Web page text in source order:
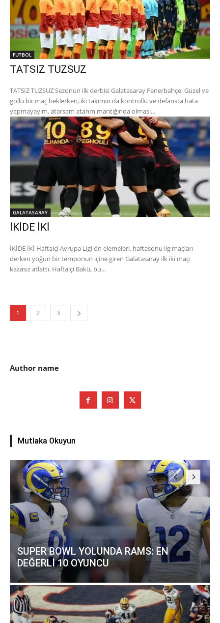
FUTBOL
TATSIZ TUZSUZ
TATSIZ TUZSUZ Sezonun ilk derbisi Galatasaray Fenerbahçe. Güzel ve
gollü bir maç beklerken, iki takımın da kontrollü ve defansta hata
yapmayayım, atarsam atarım mantığında olması...
GALATASARAY
İKİDE İKİ
İKİDE İKİ Haftaiçi Avrupa Ligi ön elemeleri, haftasonu lig maçları
derken yoğun bir temponun içine giren Galatasaray ilk iki maçı
kazasız atlattı. Haftaiçi Bakü, bu...
1 2 3
Author name
Mutlaka Okuyun
SUPER BOWL YOLUNDA RAMS: EN
DEĞERLİ 10 OYUNCU